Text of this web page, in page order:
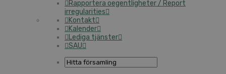
Rapportera oegentligheter / Report
irregularities
Kontakt
Kalender
Lediga tjänster
SAU